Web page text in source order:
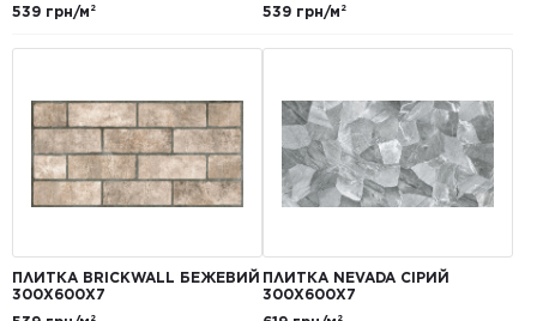
539 грн/м²
539 грн/м²
ПЛИТКА BRICKWALL БЕЖЕВИЙ
300Х600Х7
ПЛИТКА NEVADA СІРИЙ
300Х600Х7